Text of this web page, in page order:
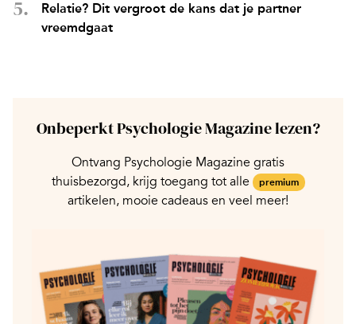
Relatie? Dit vergroot de kans dat je partner
vreemdgaat
Onbeperkt Psychologie Magazine lezen?
Ontvang Psychologie Magazine gratis
thuisbezorgd, krijg toegang tot alle
premium
artikelen, mooie cadeaus en veel meer!